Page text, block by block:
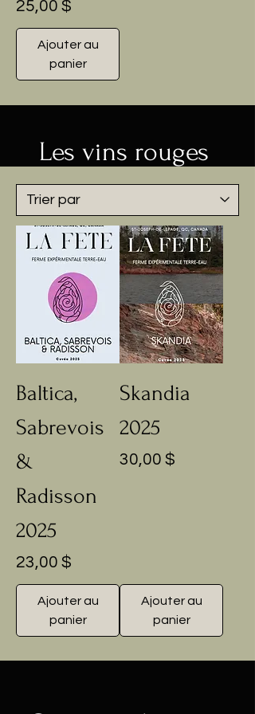
Prix
25,00 $
Ajouter au
panier
Les vins rouges
Baltica,
Sabrevois
&
Radisson
2025
Prix
23,00 $
Ajouter au
panier
Skandia
2025
Prix
30,00 $
Ajouter au
panier